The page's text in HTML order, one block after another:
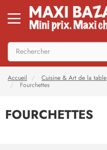
Accueil Cuisine & Art de la table
Fourchettes
FOURCHETTES